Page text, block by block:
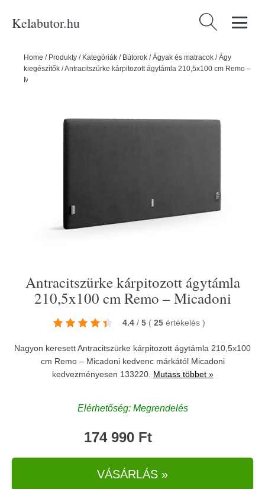
Kelabutor.hu Keresés:
Home / Produkty / Kategóriák / Bútorok /Ágyak és matracok /Ágy
kiegészítők /Antracitszürke kárpitozott ágytámla 210,5x100 cm Remo –
Micadoni
Antracitszürke kárpitozott ágytámla
210,5x100 cm Remo – Micadoni
4.4 / 5 ( 25 értékelés )
Nagyon keresett Antracitszürke kárpitozott ágytámla 210,5x100
cm Remo – Micadoni kedvenc márkától Micadoni
kedvezményesen 133220. Mutass többet »
Elérhetőség: Megrendelés
174 990 Ft
VÁSÁRLÁS »